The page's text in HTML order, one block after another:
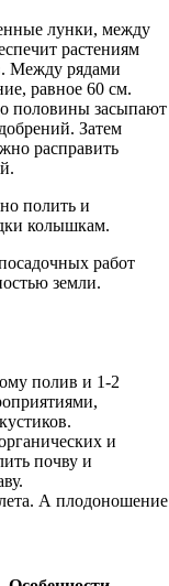
лунки, между
растениям
Между рядами
равное 60 см.
половины засыпают
Затем
расправить
полить и
колышкам.
работ
земли.
полив и 1-2
и
почву и
А плодоношение